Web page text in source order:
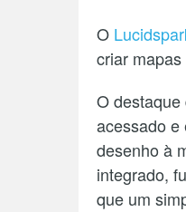
O
criar
O
acessado e
desenho à
integrado,
que um